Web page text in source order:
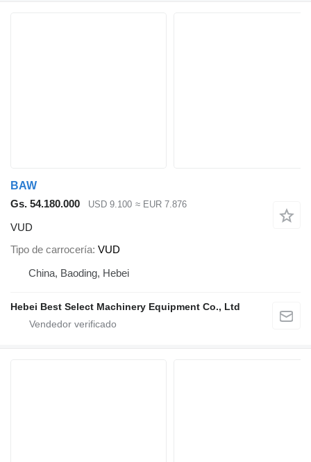
BAW
Gs. 54.180.000
USD 9.100 ≈ EUR 7.876
VUD
Tipo de carrocería VUD
China, Baoding, Hebei
Hebei Best Select Machinery Equipment Co., Ltd